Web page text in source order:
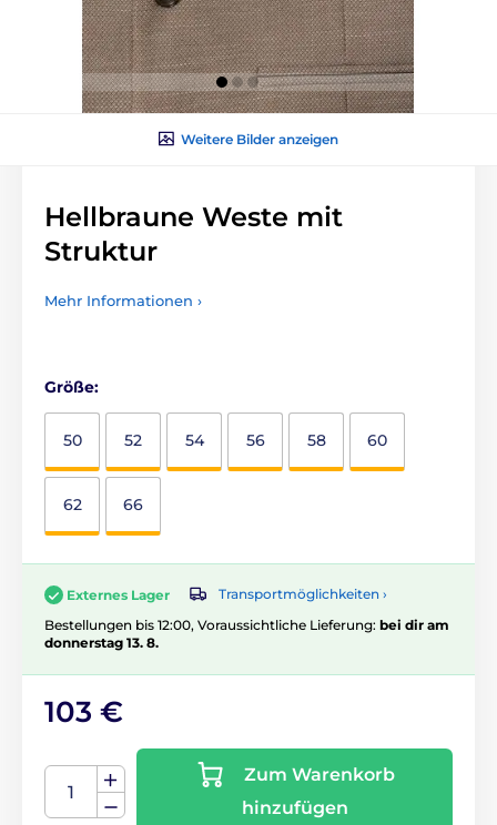
Weitere Bilder anzeigen
Hellbraune Weste mit
Struktur
Mehr Informationen ›
Größe:
50 52 54 56 58 60
62 66
Externes Lager
Transportmöglichkeiten ›
Bestellungen bis 12:00, Voraussichtliche Lieferung: bei dir am
donnerstag 13. 8.
103 €
Zum Warenkorb
hinzufügen